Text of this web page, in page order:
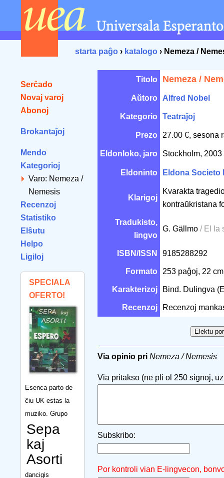
starta paĝo › katalogo › Nemeza /
Serĉado
Novaj varoj
Abonoj
Brokantaĵoj
Mendo
Kategorioj
Varo: Nemeza /
Nemesis
Recenzoj
Statistiko
Elŝutu
Helpo
Ligiloj
SPECIALA
OFERTO!
Esenca parto de
ĉiu UK estas la
muziko. Grupo
Sepa
kaj
Asorti
dancigis
Titolo Nemeza /
Aŭtoro Alfred Nobel
Kategorio Teatraĵoj
Prezo 27.00 €, sesona
Eldonloko, jaro Stockholm, 2003
Eldoninto Eldona Societo
Klarigoj
Kvarakta
kontraŭkristana
Tradukisto,
lingvo
G. Gällmo / El la
ISBN/ISSN 9185288292
Formato 253 paĝoj, 22
Karakterizoj Bind. Dulingva
Recenzoj Recenzoj
Via opinio pri Nemeza / Nemesis
Via pritakso (ne pli ol 250 signoj,
Subskribo:
Por kontroli vian E-lingvecon,